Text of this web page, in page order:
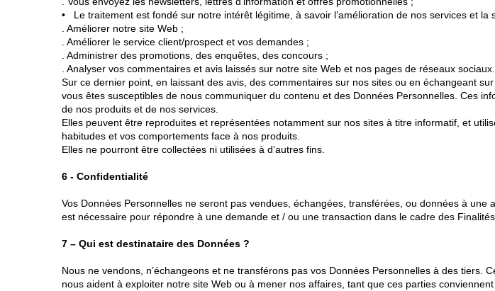
• Le traitement est fondé sur notre intérêt légitime, à savoir l’amélioration de nos services et
. Améliorer notre site Web ;
. Améliorer le service client/prospect et vos demandes ;
. Administrer des promotions, des enquêtes, des concours ;
. Analyser vos commentaires et avis laissés sur notre site Web et nos pages de réseaux sociaux.
Sur ce dernier point, en laissant des avis, des commentaires sur nos sites ou en échangeant
vous êtes susceptibles de nous communiquer du contenu et des Données Personnelles. Ces
de nos produits et de nos services.
Elles peuvent être reproduites et représentées notamment sur nos sites à titre informatif, et
habitudes et vos comportements face à nos produits.
Elles ne pourront être collectées ni utilisées à d’autres fins.
6 - Confidentialité
Vos Données Personnelles ne seront pas vendues, échangées, transférées, ou données à
est nécessaire pour répondre à une demande et / ou une transaction dans le cadre des
7 – Qui est destinataire des Données ?
Nous ne vendons, n’échangeons et ne transférons pas vos Données Personnelles à des
nous aident à exploiter notre site Web ou à mener nos affaires, tant que ces parties